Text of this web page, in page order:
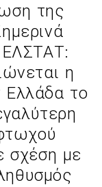
της
ΕΛΣΤΑΤ:
η
Ελλάδα το
σχέση με